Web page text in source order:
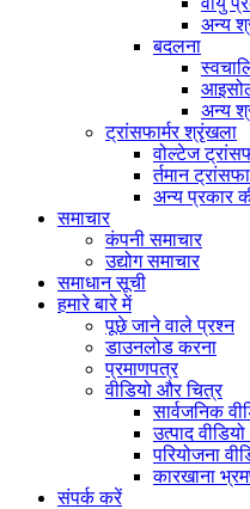
अन्य
बदलना
अन्य
ट्रांसफार्मर श्रृंखला
वोल्टेज
र्तमान
अन्य प्रकार
समाचार
कंपनी समाचार
उद्योग समाचार
समाधान सूची
हमारे बारे में
पूछे जाने वाले प्रश्न
डाउनलोड करना
प्रमाणपत्र
वीडियो और चित्र
सार्वजनिक
उत्पाद
परियोजना
कारखाना
संपर्क करें